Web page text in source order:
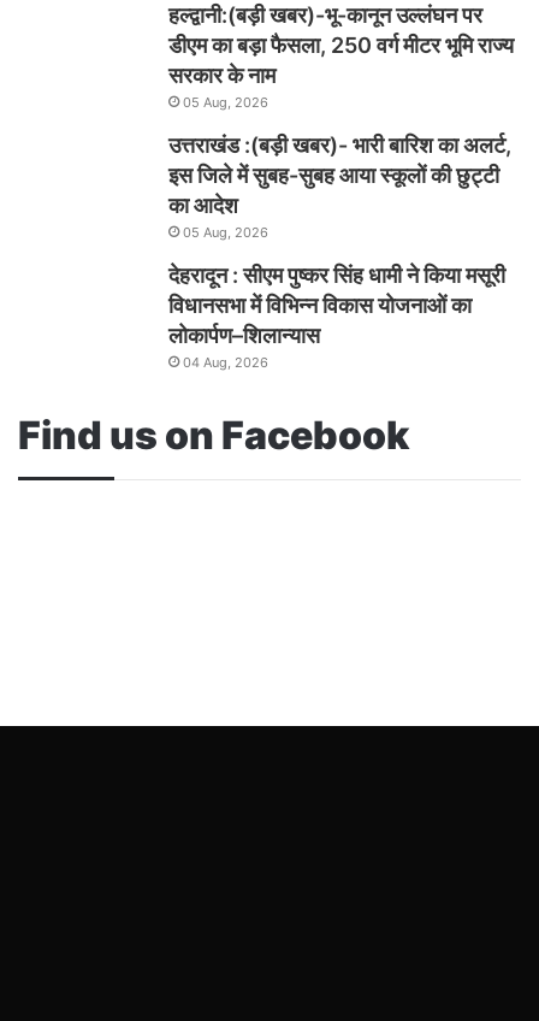
हल्द्वानी:(बड़ी खबर)-भू-कानून उल्लंघन पर
डीएम का बड़ा फैसला, 250 वर्ग मीटर भूमि राज्य
सरकार के नाम
05 Aug, 2026
उत्तराखंड :(बड़ी खबर)- भारी बारिश का अलर्ट,
इस जिले में सुबह-सुबह आया स्कूलों की छुट्टी
का आदेश
05 Aug, 2026
देहरादून : सीएम पुष्कर सिंह धामी ने किया मसूरी
विधानसभा में विभिन्न विकास योजनाओं का
लोकार्पण–शिलान्यास
04 Aug, 2026
Find us on Facebook